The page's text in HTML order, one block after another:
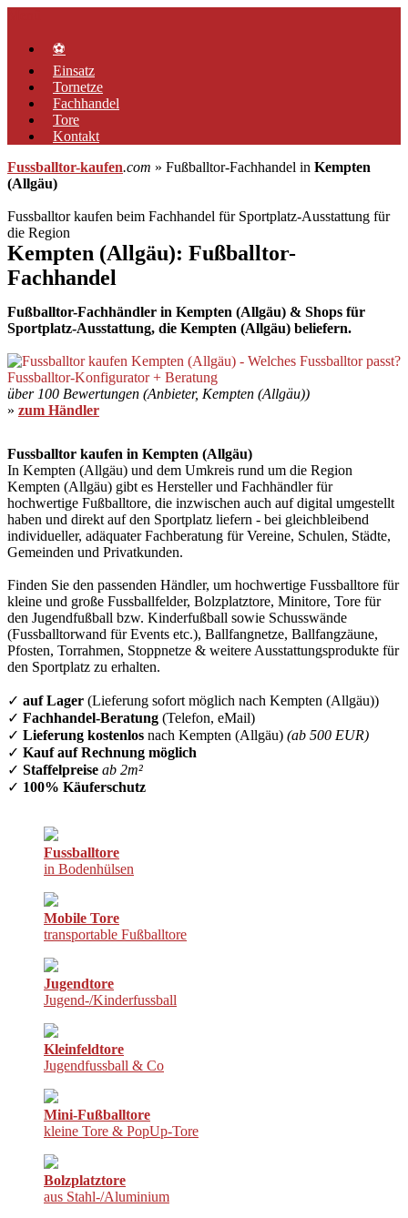
springen⚽
Einsatz
Tornetze
Fachhandel
Tore
Kontakt
Fussballtor-kaufen.com » Fußballtor-Fachhandel in Kempten
(Allgäu)
Fussballtor kaufen beim Fachhandel für Sportplatz-Ausstattung für
die Region
Kempten (Allgäu): Fußballtor-
Fachhandel
Fußballtor-Fachhändler in Kempten (Allgäu) & Shops für
Sportplatz-Ausstattung, die Kempten (Allgäu) beliefern.
über 100 Bewertungen (Anbieter, Kempten (Allgäu))
» zum Händler
Fussballtor kaufen in Kempten (Allgäu)
In Kempten (Allgäu) und dem Umkreis rund um die Region
Kempten (Allgäu) gibt es Hersteller und Fachhändler für
hochwertige Fußballtore, die inzwischen auch auf digital umgestellt
haben und direkt auf den Sportplatz liefern - bei gleichbleibend
individueller, adäquater Fachberatung für Vereine, Schulen, Städte,
Gemeinden und Privatkunden.
Finden Sie den passenden Händler, um hochwertige Fussballtore für
kleine und große Fussballfelder, Bolzplatztore, Minitore, Tore für
den Jugendfußball bzw. Kinderfußball sowie Schusswände
(Fussballtorwand für Events etc.), Ballfangnetze, Ballfangzäune,
Pfosten, Torrahmen, Stoppnetze & weitere Ausstattungsprodukte für
den Sportplatz zu erhalten.
✓ auf Lager (Lieferung sofort möglich nach Kempten (Allgäu))
✓ Fachhandel-Beratung (Telefon, eMail)
✓ Lieferung kostenlos nach Kempten (Allgäu) (ab 500 EUR)
✓ Kauf auf Rechnung möglich
✓ Staffelpreise ab 2m²
✓ 100% Käuferschutz
Fussballtore
in Bodenhülsen
Mobile Tore
transportable Fußballtore
Jugendtore
Jugend-/Kinderfussball
Kleinfeldtore
Jugendfussball & Co
Mini-Fußballtore
kleine Tore & PopUp-Tore
Bolzplatztore
aus Stahl-/Aluminium